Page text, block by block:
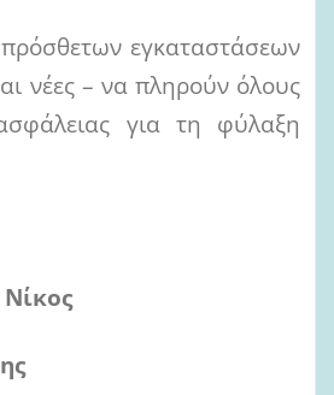
εγκαταστάσεων
νέες – να πληρούν όλους
για τη φύλαξη